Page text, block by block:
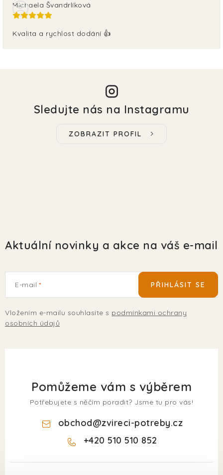
Michaela Švandrlíková
Kvalita a rychlost dodání 👍
Sledujte nás na Instagramu
ZOBRAZIT PROFIL
Aktuální novinky a akce na váš e-mail
E-mail
Vložením e-mailu souhlasíte s podmínkami ochrany
osobních údajů
PŘIHLÁSIT SE
Pomůžeme vám s výběrem
Potřebujete s něčím poradit? Jsme tu pro vás!
obchod@zvireci-potreby.cz
+420 510 510 852